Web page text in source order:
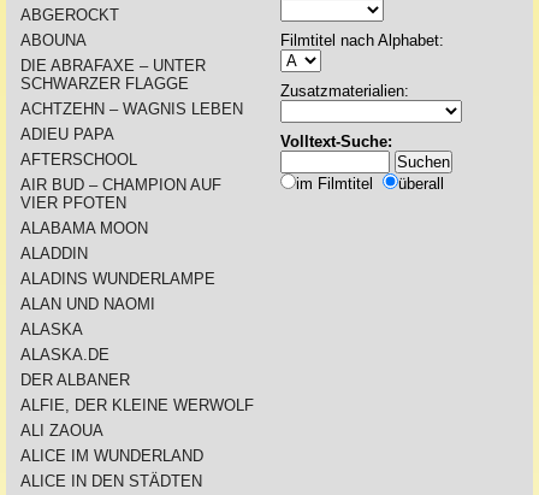
ABGEROCKT
ABOUNA
DIE ABRAFAXE – UNTER
SCHWARZER FLAGGE
ACHTZEHN – WAGNIS LEBEN
ADIEU PAPA
AFTERSCHOOL
AIR BUD – CHAMPION AUF
VIER PFOTEN
ALABAMA MOON
ALADDIN
ALADINS WUNDERLAMPE
ALAN UND NAOMI
ALASKA
ALASKA.DE
DER ALBANER
ALFIE, DER KLEINE WERWOLF
ALI ZAOUA
ALICE IM WUNDERLAND
ALICE IN DEN STÄDTEN
Filmtitel nach Alphabet:
Zusatzmaterialien:
Volltext-Suche:
im Filmtitel überall